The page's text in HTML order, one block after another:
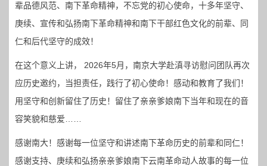
辈品德风范、南下革命精神，不忘党的初心使命，十多年坚守、
庚续、宣传和弘扬南下革命精神和南下干部红色文化的前辈、同
仁和后代坚守的成效！
在这个意义上讲， 2026年5月，南京大学赴滇寻访慰问团队再次
应历史邀约，当担责任，践行了初心使命！感动和教育了我们！
用坚守和创新留住了历史！留住了亲亲爹娘南下当年和现在的音
容笑貌和慈爱……
感谢南大！感谢每一位坚守和讲述南下革命历史的前辈和同仁！
感谢支持、庚续和弘扬亲亲爹娘南下云南革命动人故事的每一位